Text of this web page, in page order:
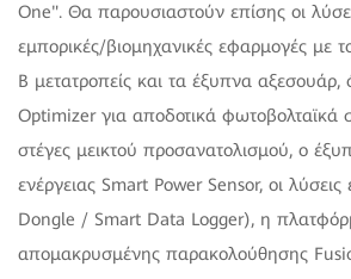
One". Θα παρουσιαστούν επίσης οι
εμπορικές/βιομηχανικές εφαρμογές με
Β μετατροπείς και τα έξυπνα
Optimizer για αποδοτικά φωτοβολταϊκά
στέγες μεικτού προσανατολισμού, ο
ενέργειας Smart Power Sensor, οι
Dongle / Smart Data Logger), η
απομακρυσμένης παρακολούθησης